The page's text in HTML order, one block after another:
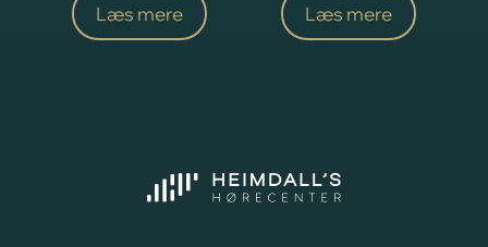
Læs mere Læs mere